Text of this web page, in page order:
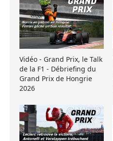
Vidéo - Grand Prix, le Talk
de la F1 - Débriefing du
Grand Prix de Hongrie
2026